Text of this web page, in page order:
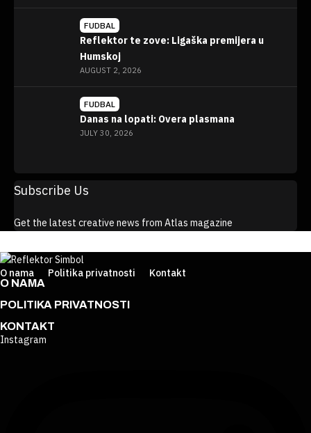
FUDBAL
Reflektor te zove: Ligaška premijera u
Humskoj
AUGUST 2, 2026
FUDBAL
Danas na lopati: Overa plasmana
JULY 30, 2026
Subscribe Us
Get the latest creative news from Atlas magazine
O nama Politika privatnosti Kontakt
O NAMA
POLITIKA PRIVATNOSTI
KONTAKT
Instagram